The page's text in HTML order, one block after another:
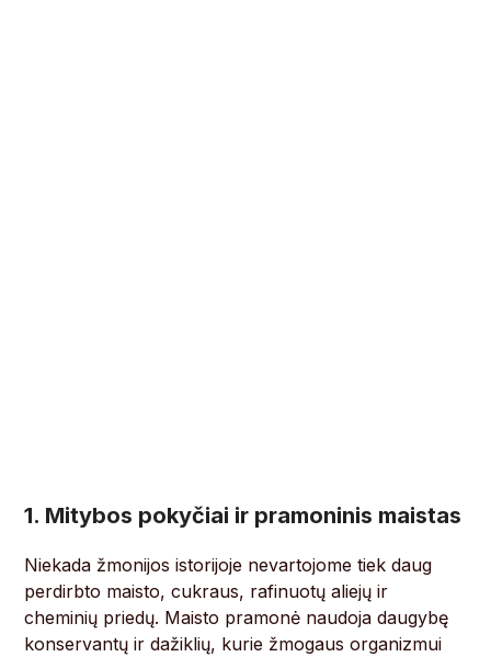
1. Mitybos pokyčiai ir pramoninis maistas
Niekada žmonijos istorijoje nevartojome tiek daug
perdirbto maisto, cukraus, rafinuotų aliejų ir
cheminių priedų. Maisto pramonė naudoja daugybę
konservantų ir dažiklių, kurie žmogaus organizmui